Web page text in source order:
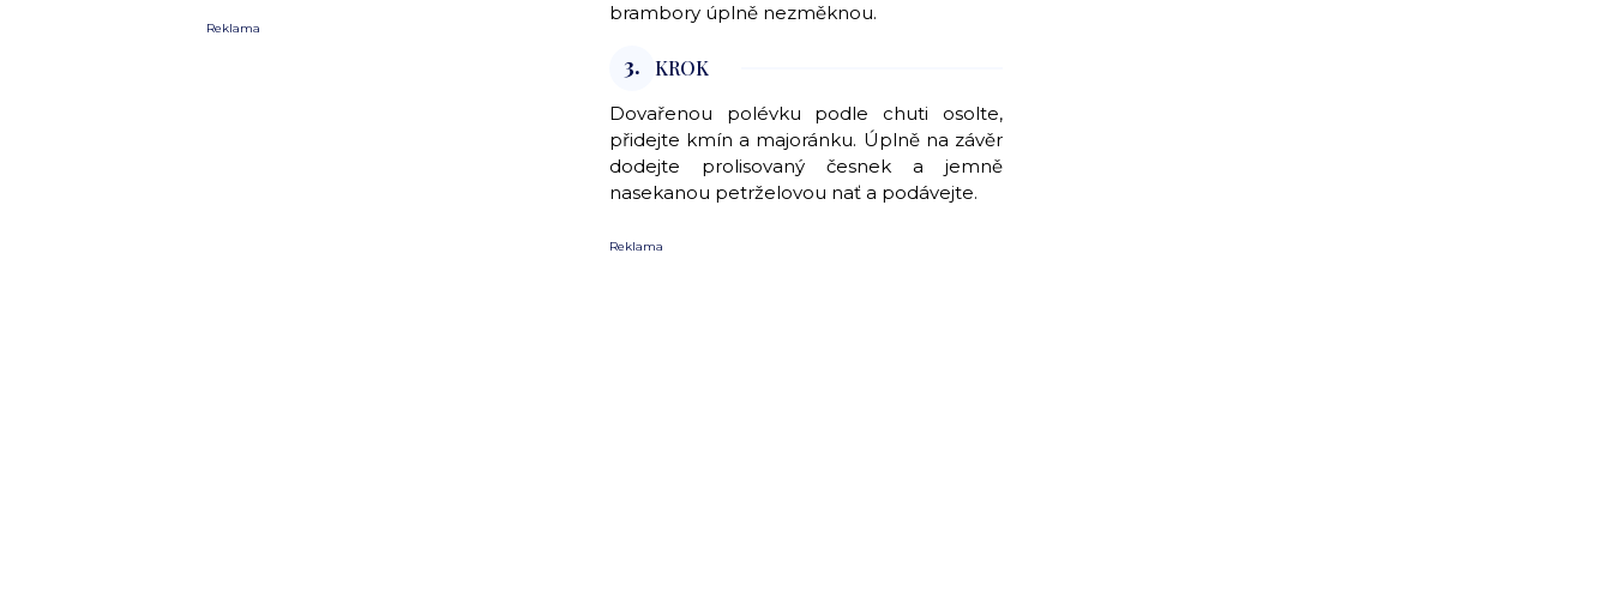
Reklama
brambory úplně nezměknou.
3. KROK
Dovařenou polévku podle chuti osolte,
přidejte kmín a majoránku. Úplně na závěr
dodejte prolisovaný česnek a jemně
nasekanou petrželovou nať a podávejte.
Reklama